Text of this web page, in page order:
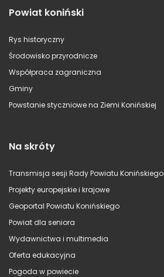
Powiat koniński
Rys historyczny
Środowisko przyrodnicze
Współpraca zagraniczna
Gminy
Powstanie styczniowe na Ziemi Konińskiej
Na skróty
Transmisja sesji Rady Powiatu Konińskiego
Projekty europejskie i krajowe
Geoportal Powiatu Konińskiego
Powiat dla seniora
Wydawnictwa i multimedia
Oferta edukacyjna
Pogoda w powiecie